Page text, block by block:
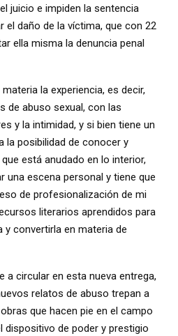
juicio e impiden la sentencia
el daño de la víctima, que con 22
ella misma la denuncia penal
la experiencia, es decir,
de abuso sexual, con las
y la intimidad, y si bien tiene un
la posibilidad de conocer y
está anudado en lo interior,
una escena personal y tiene que
de profesionalización de mi
literarios aprendidos para
y convertirla en materia de
a circular en esta nueva entrega,
relatos de abuso trepan a
que hacen pie en el campo
dispositivo de poder y prestigio